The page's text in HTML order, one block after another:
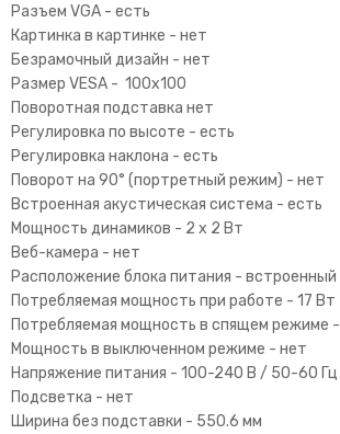
Разъем VGA - есть
Картинка в картинке - нет
Безрамочный дизайн - нет
Размер VESA - 100x100
Поворотная подставка нет
Регулировка по высоте - есть
Регулировка наклона - есть
Поворот на 90° (портретный режим) - нет
Встроенная акустическая система - есть
Мощность динамиков - 2 x 2 Вт
Веб-камера - нет
Расположение блока питания - встроенный
Потребляемая мощность при работе - 17 Вт
Потребляемая мощность в спящем режиме -
Мощность в выключенном режиме - нет
Напряжение питания - 100-240 В / 50-60 Гц
Подсветка - нет
Ширина без подставки - 550.6 мм